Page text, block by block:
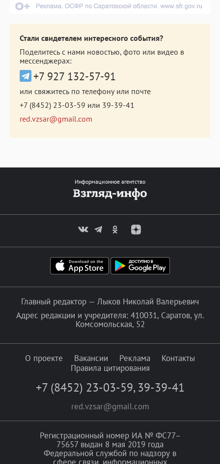
Стали свидетелем интересного события?
Поделитесь с нами новостью, фото или видео в
мессенджерах:
+7 927 132-57-91
или свяжитесь по телефону или почте
+7 (8452) 23-03-59 или 39-39-41
red.vzsar@gmail.com
Информационное агентство
Главный редактор — Лыков Николай Валерьевич
Адрес редакции и учредителя: 410031, Саратов, ул.
Комсомольская, 52
О проекте Вакансии Реклама
Контакты
Правила цитирования
+7 (8452) 23-03-59, 39-39-41
red.vzsar@gmail.com
Регистрационный номер ИА № ФС77–
75657 выдан 8 мая 2019 года
Федеральной службой по надзору в